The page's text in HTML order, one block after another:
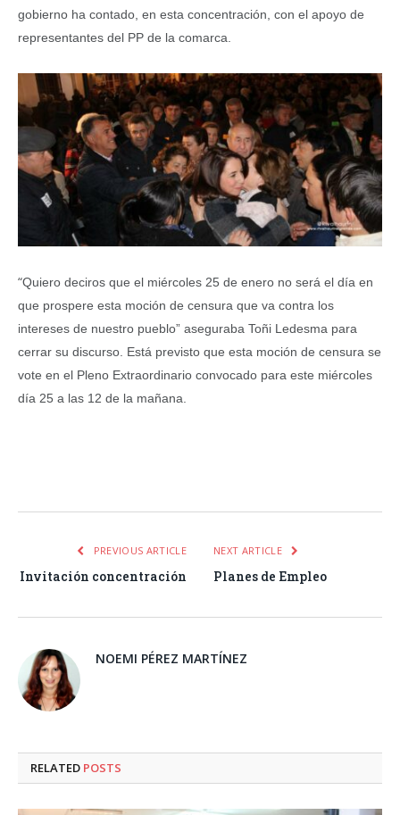
gobierno ha contado, en esta concentración, con el apoyo de
representantes del PP de la comarca.
“Quiero deciros que el miércoles 25 de enero no será el día en
que prospere esta moción de censura que va contra los
intereses de nuestro pueblo” aseguraba Toñi Ledesma para
cerrar su discurso. Está previsto que esta moción de censura se
vote en el Pleno Extraordinario convocado para este miércoles
día 25 a las 12 de la mañana.
PREVIOUS ARTICLE
Invitación concentración
NEXT ARTICLE
Planes de Empleo
NOEMI PÉREZ MARTÍNEZ
RELATED POSTS